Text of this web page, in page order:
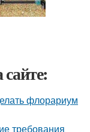
флорариум
требования